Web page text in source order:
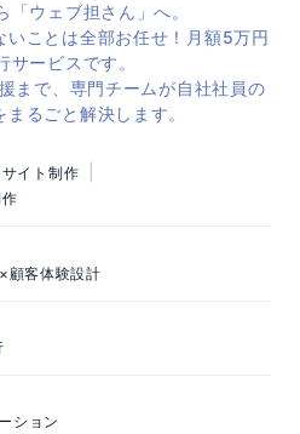
ウェブ担さん」へ。
いことは全部お任せ！月額5万円
ービスです。
まで、専門チームが自社社員の
るごと解決します。
サイト制作
顧客体験設計
ション